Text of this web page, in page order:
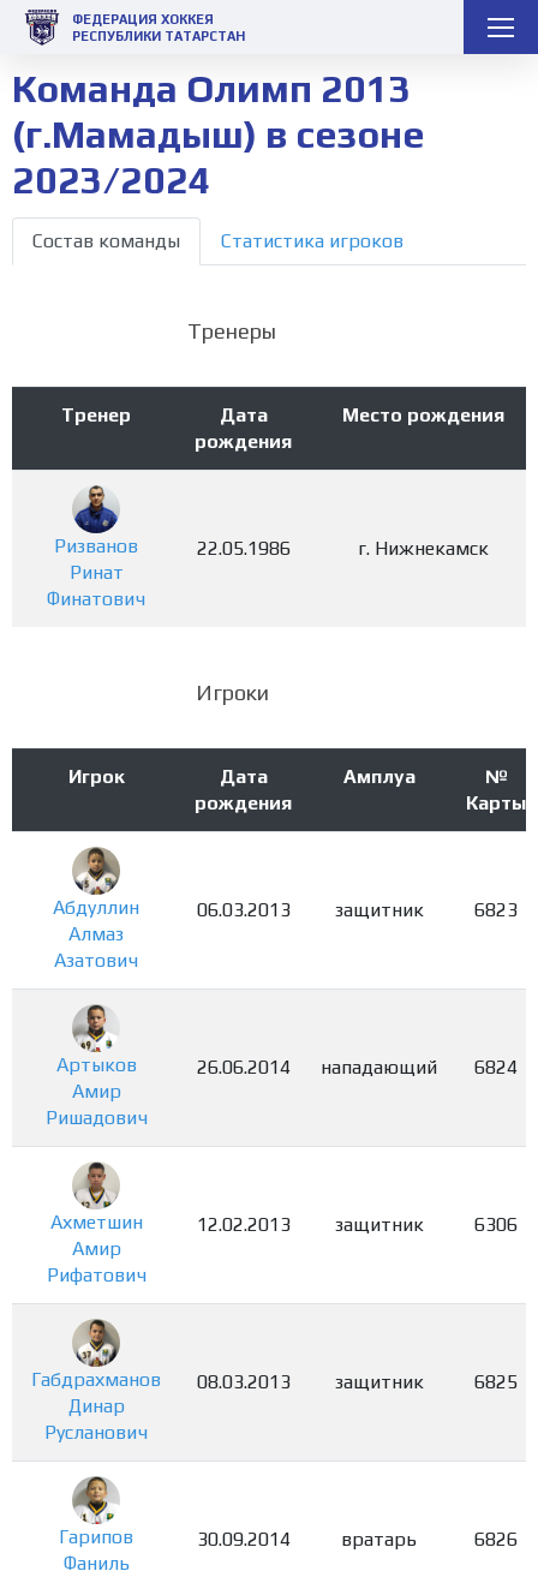
ФЕДЕРАЦИЯ ХОККЕЯ
РЕСПУБЛИКИ ТАТАРСТАН
Команда Олимп 2013
(г.Мамадыш) в сезоне
2023/2024
Состав команды Статистика игроков
Тренеры
Тренер
Дата
рождения
Место рождения
Ризванов
Ринат
Финатович
22.05.1986 г. Нижнекамск
Игроки
Игрок
Дата
рождения
Амплуа
№
Карты
Абдуллин
Алмаз
Азатович
06.03.2013 защитник 6823
Артыков
Амир
Ришадович
26.06.2014 нападающий 6824
Ахметшин
Амир
Рифатович
12.02.2013 защитник 6306
Габдрахманов
Динар
Русланович
08.03.2013 защитник 6825
Гарипов
Фаниль
30.09.2014 вратарь 6826